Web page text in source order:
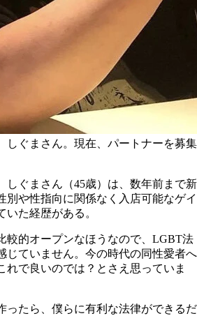
しぐまさん。現在、パートナーを募集
しぐまさん（45歳）は、数年前まで新
別や性指向に関係なく入店可能なゲイ
た経歴がある。
較的オープンなほうなので、LGBT法
じていません。今の時代の同性愛者へ
れで良いのでは？とさえ思っていま
ったら、僕らに有利な法律ができるだ